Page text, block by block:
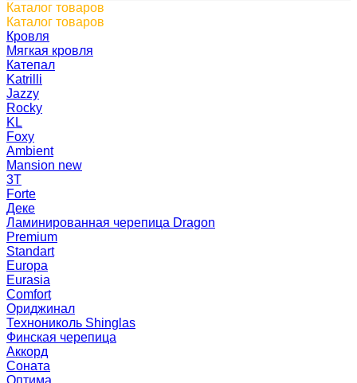
Каталог товаров
Каталог товаров
Кровля
Мягкая кровля
Катепал
Katrilli
Jazzy
Rocky
KL
Foxy
Ambient
Mansion new
3Т
Forte
Деке
Ламинированная черепица Dragon
Premium
Standart
Europa
Eurasia
Comfort
Ориджинал
Технониколь Shinglas
Финская черепица
Аккорд
Соната
Оптима